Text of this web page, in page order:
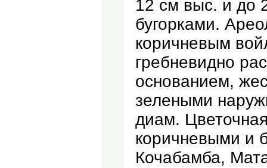
12 см выс. и до
бугорками.
коричневым
гребневидно
основанием,
зелеными
диам.
коричневыми и
Кочабамба,